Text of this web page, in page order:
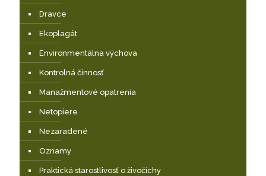
Dravce
Ekoplagát
Environmentálna výchova
Kontrolná činnosť
Manažmentové opatrenia
Netopiere
Nezaradené
Oznamy
Praktická starostlivosť o živočíchy